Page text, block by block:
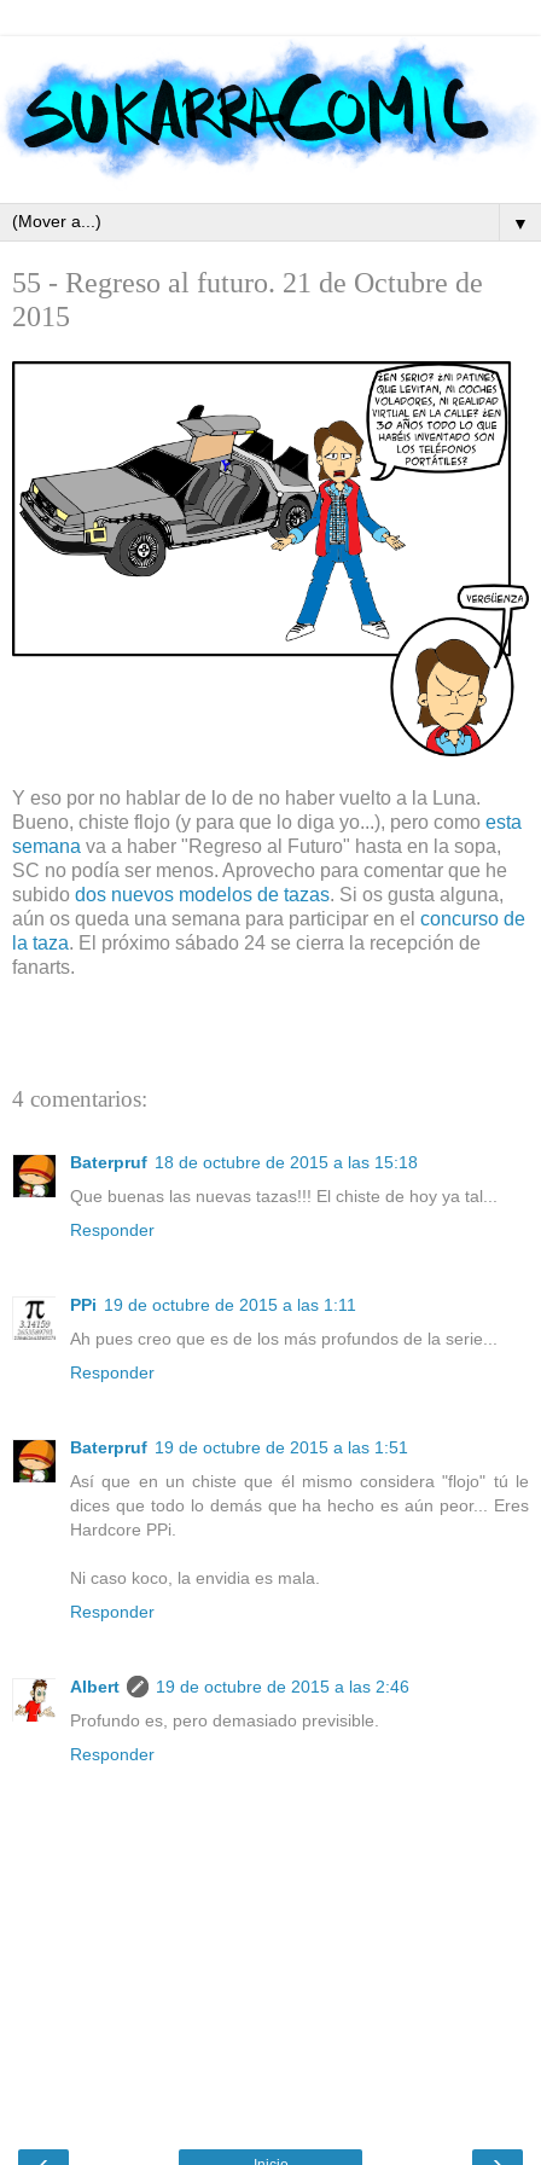
▼
55 - Regreso al futuro. 21 de Octubre de
2015
Y eso por no hablar de lo de no haber vuelto a la Luna.
Bueno, chiste flojo (y para que lo diga yo...), pero como esta
semana va a haber "Regreso al Futuro" hasta en la sopa,
SC no podía ser menos. Aprovecho para comentar que he
subido dos nuevos modelos de tazas. Si os gusta alguna,
aún os queda una semana para participar en el concurso de
la taza. El próximo sábado 24 se cierra la recepción de
fanarts.
4 comentarios:
Baterpruf 18 de octubre de 2015 a las 15:18
Que buenas las nuevas tazas!!! El chiste de hoy ya tal...
Responder
PPi 19 de octubre de 2015 a las 1:11
Ah pues creo que es de los más profundos de la serie...
Responder
Baterpruf 19 de octubre de 2015 a las 1:51
Así que en un chiste que él mismo considera "flojo" tú le
dices que todo lo demás que ha hecho es aún peor... Eres
Hardcore PPi.
Ni caso koco, la envidia es mala.
Responder
Albert
19 de octubre de 2015 a las 2:46
Profundo es, pero demasiado previsible.
Responder